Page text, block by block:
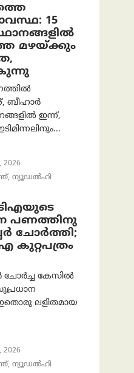
15
മഴയ്ക്കും
ബീഹാർ
ഇന്ന്,
2026
ന്യൂഡല്‍ഹി
പണത്തിനു
ചോർത്തി;
കുറ്റപത്രം
ചോർച്ച കേസിൽ
ലളിതമായ
2026
ന്യൂഡല്‍ഹി